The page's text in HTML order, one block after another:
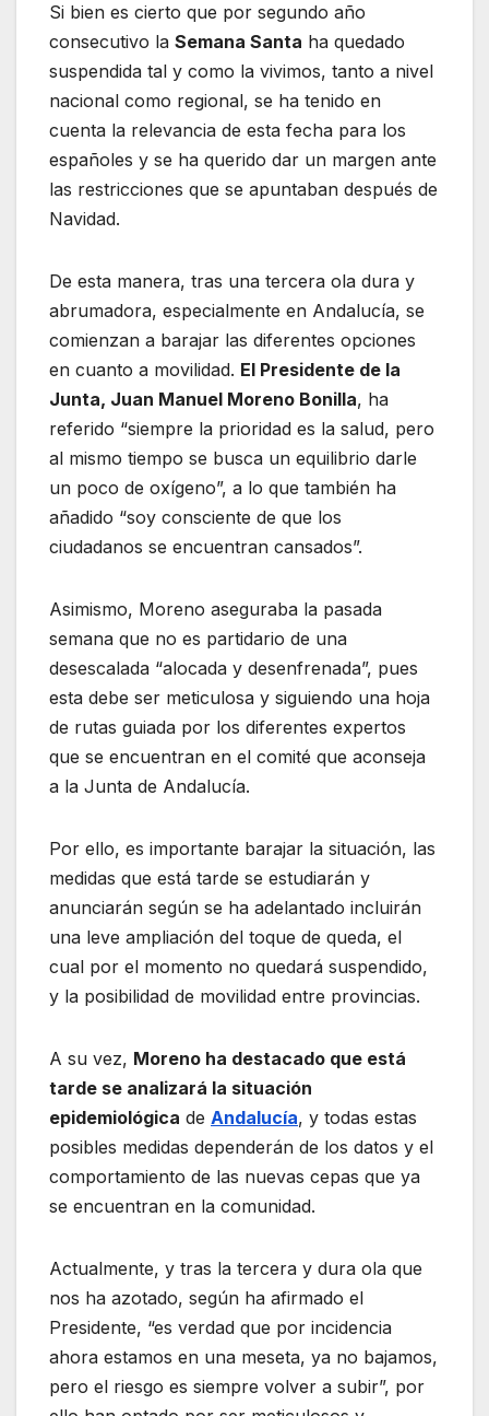
Si bien es cierto que por segundo año
consecutivo la Semana Santa ha quedado
suspendida tal y como la vivimos, tanto a nivel
nacional como regional, se ha tenido en
cuenta la relevancia de esta fecha para los
españoles y se ha querido dar un margen ante
las restricciones que se apuntaban después de
Navidad.
De esta manera, tras una tercera ola dura y
abrumadora, especialmente en Andalucía, se
comienzan a barajar las diferentes opciones
en cuanto a movilidad. El Presidente de la
Junta, Juan Manuel Moreno Bonilla, ha
referido “siempre la prioridad es la salud, pero
al mismo tiempo se busca un equilibrio darle
un poco de oxígeno”, a lo que también ha
añadido “soy consciente de que los
ciudadanos se encuentran cansados”.
Asimismo, Moreno aseguraba la pasada
semana que no es partidario de una
desescalada “alocada y desenfrenada”, pues
esta debe ser meticulosa y siguiendo una hoja
de rutas guiada por los diferentes expertos
que se encuentran en el comité que aconseja
a la Junta de Andalucía.
Por ello, es importante barajar la situación, las
medidas que está tarde se estudiarán y
anunciarán según se ha adelantado incluirán
una leve ampliación del toque de queda, el
cual por el momento no quedará suspendido,
y la posibilidad de movilidad entre provincias.
A su vez, Moreno ha destacado que está
tarde se analizará la situación
epidemiológica de Andalucía, y todas estas
posibles medidas dependerán de los datos y el
comportamiento de las nuevas cepas que ya
se encuentran en la comunidad.
Actualmente, y tras la tercera y dura ola que
nos ha azotado, según ha afirmado el
Presidente, “es verdad que por incidencia
ahora estamos en una meseta, ya no bajamos,
pero el riesgo es siempre volver a subir”, por